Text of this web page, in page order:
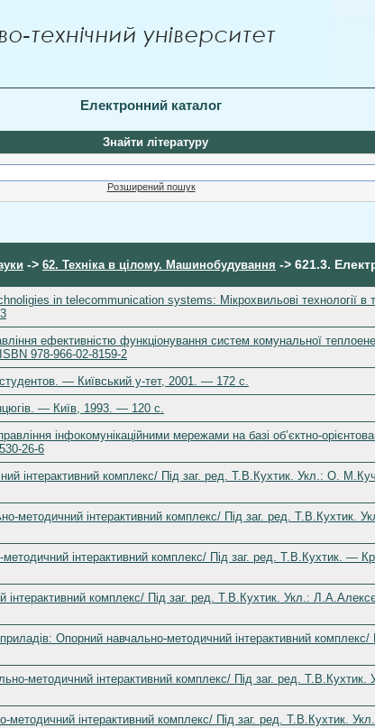
Електронний каталог
Знайти літературу
Розширений пошук
-> 62. Техніка в цілому. Машинобудування -> 621.3.
in telecommunication systems: Мікрохвильові технології в
ефективністю функціонування систем комунальної
978-966-02-8159-2
— Київський у-тет, 2001. — 172 c.
— Київ, 1993. — 120 c.
інфокомунікаційними мережами на базі об’єктно-
26-6
інтерактивний комплекс/ Під заг. ред. Т.В.Кухтик. Укл.: О.
методичний інтерактивний комплекс/ Під заг. ред.
методичний інтерактивний комплекс/ Під заг. ред.
інтерактивний комплекс/ Під заг. ред. Т.В.Кухтик. Укл.:
Опорний навчально-методичний інтерактивний
методичний інтерактивний комплекс/ Під заг. ред.
методичний інтерактивний комплекс/ Під заг. ред.